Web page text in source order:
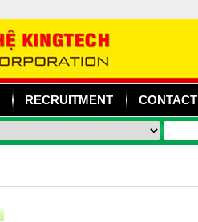
RECRUITMENT CONTACT